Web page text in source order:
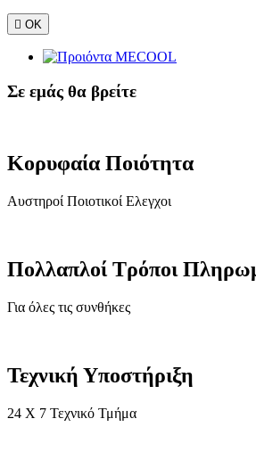
 ΟΚ
Σε εμάς θα βρείτε
Κορυφαία Ποιότητα
Αυστηροί Ποιοτικοί Ελεγχοι
Πολλαπλοί Τρόποι
Για όλες τις συνθήκες
Τεχνική Υποστήριξη
24 X 7 Τεχνικό Τμήμα